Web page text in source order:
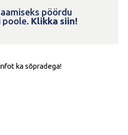
pöördu
poole. Klikka siin!
ka sõpradega!